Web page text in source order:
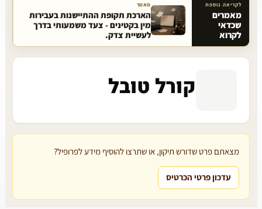
מאמרים קשורים באתר
לקריאה נוספת
מאמרים
שכדאי
לקרוא
מאמר
הארכת תקופת ההתיישנות בעבירות
מין בקטינים - צעד משמעותי בדרך
לעשיית צדק.
קורל טובל
מצאתם פרט שדורש תיקון, או שתרצו להוסיף מידע לפרופיל?
עדכון פרטי הכרטיס